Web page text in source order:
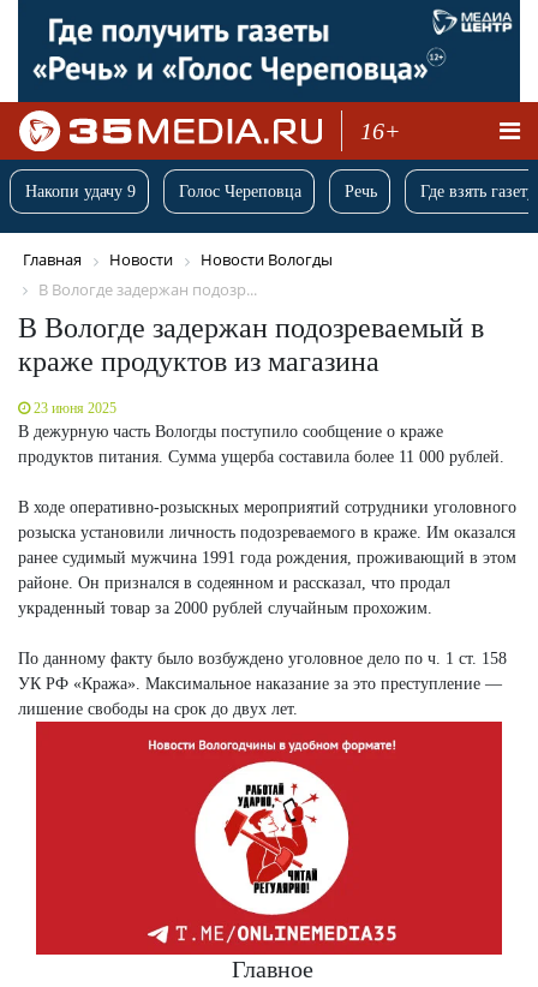
16+
Накопи удачу 9 Голос Череповца Речь Где взять
Главная Новости
Новости Вологды
В Вологде задержан подозр...
В Вологде задержан подозреваемый в
краже продуктов из магазина
23 июня 2025
В дежурную часть Вологды поступило сообщение о краже
продуктов питания. Сумма ущерба составила более 11 000 рублей.
В ходе оперативно-розыскных мероприятий сотрудники уголовного
розыска установили личность подозреваемого в краже. Им оказался
ранее судимый мужчина 1991 года рождения, проживающий в этом
районе. Он признался в содеянном и рассказал, что продал
украденный товар за 2000 рублей случайным прохожим.
По данному факту было возбуждено уголовное дело по ч. 1 ст. 158
УК РФ «Кража». Максимальное наказание за это преступление —
лишение свободы на срок до двух лет.
Главное